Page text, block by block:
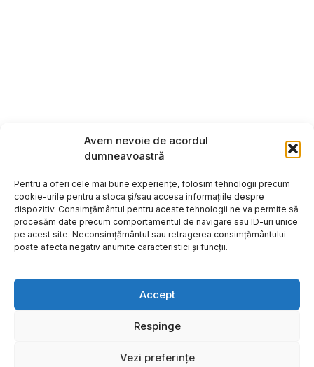
Avem nevoie de acordul
dumneavoastră
Pentru a oferi cele mai bune experiențe, folosim tehnologii precum
cookie-urile pentru a stoca și/sau accesa informațiile despre
dispozitiv. Consimțământul pentru aceste tehnologii ne va permite să
procesăm date precum comportamentul de navigare sau ID-uri unice
pe acest site. Neconsimțământul sau retragerea consimțământului
poate afecta negativ anumite caracteristici și funcții.
Accept
Respinge
Vezi preferințe
Copyright ©2026